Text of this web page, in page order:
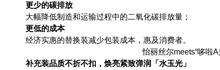
更少的碳排放
大幅降低制造和运输过程中的二氧化碳排放量；
更低的成本
经济实惠的替换装减少包装成本，惠及消费者。
怡丽丝尔meets“哆啦
补充装品质不折不扣，焕亮紧致弹润「水玉光」